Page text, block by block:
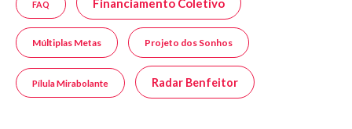
FAQ
Múltiplas Metas Projeto dos Sonhos
Pílula Mirabolante Radar Benfeitor